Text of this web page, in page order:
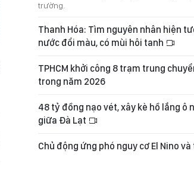
trường.
Thanh Hóa: Tìm nguyên nhân hiện
nước đổi màu, có mùi hôi tanh
TPHCM khởi công 8 trạm trung
trong năm 2026
48 tỷ đồng nạo vét, xây kè hồ lắng ô
giữa Đà Lạt
Chủ động ứng phó nguy cơ El Nino